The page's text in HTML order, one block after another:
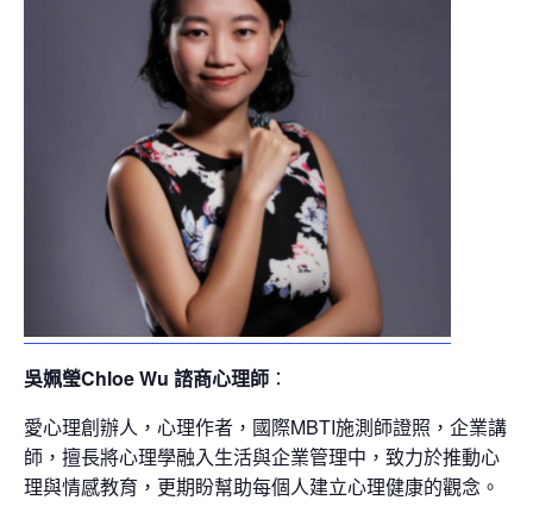
吳姵瑩Chloe Wu 諮商心理師 ：
愛心理創辦人，心理作者，國際MBTI施測師證照，企業講
師，擅長將心理學融入生活與企業管理中，致力於推動心
理與情感教育，更期盼幫助每個人建立心理健康的觀念。